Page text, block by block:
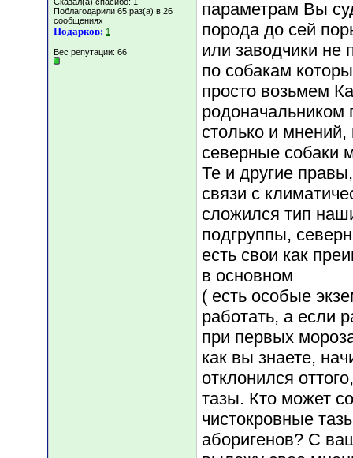
Поблагодарили 65 раз(а) в 26
сообщениях
Подарков: 1
Вес репутации: 66
параметрам Вы
порода до сей
или заводчики
по собакам
просто возьмем
родоначальником
столько и
северные собаки
Те и другие
связи с
сложился тип
подгруппы,
есть свои как
в основном
( есть особые
работать, а если
при первых
как вы знаете,
отклонился
тазы. Кто может
чистокровные
аборигенов? С